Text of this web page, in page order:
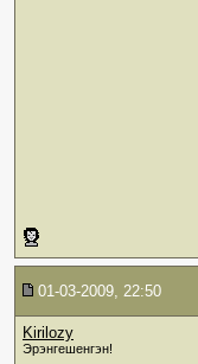
01-03-2009, 22:50
Kirilozy
Эрэнгешенгэн!